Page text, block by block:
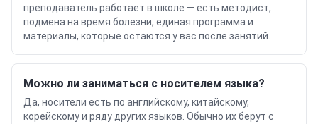
преподаватель работает в школе — есть методист,
подмена на время болезни, единая программа и
материалы, которые остаются у вас после занятий.
Можно ли заниматься с носителем языка?
Да, носители есть по английскому, китайскому,
корейскому и ряду других языков. Обычно их берут с